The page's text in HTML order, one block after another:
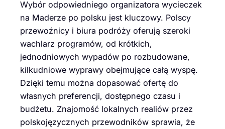
Wybór odpowiedniego organizatora wycieczek
na Maderze po polsku jest kluczowy. Polscy
przewoźnicy i biura podróży oferują szeroki
wachlarz programów, od krótkich,
jednodniowych wypadów po rozbudowane,
kilkudniowe wyprawy obejmujące całą wyspę.
Dzięki temu można dopasować ofertę do
własnych preferencji, dostępnego czasu i
budżetu. Znajomość lokalnych realiów przez
polskojęzycznych przewodników sprawia, że